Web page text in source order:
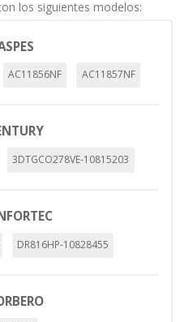
los siguientes modelos:
AC11856NF AC11857NF
3DTGCO278VE-10815203
DR816HP-10828455